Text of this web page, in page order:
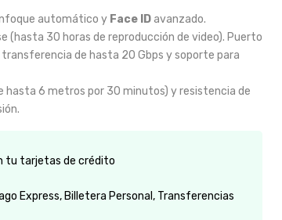
automático y Face ID avanzado.
(hasta 30 horas de reproducción de video). Puerto
de hasta 20 Gbps y soporte para
hasta 6 metros por 30 minutos) y resistencia de
tu tarjetas de crédito
Express, Billetera Personal, Transferencias